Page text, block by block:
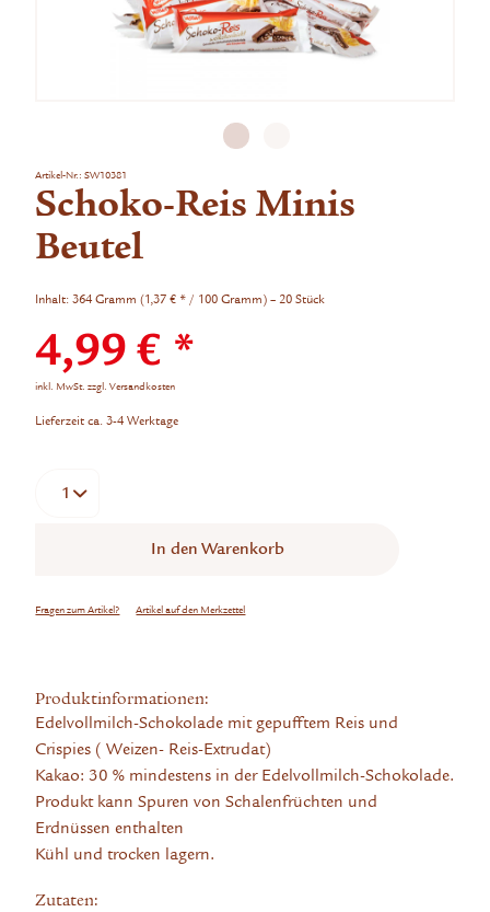
Artikel-Nr.:SW10381
Schoko-Reis Minis
Beutel
Inhalt:364 Gramm (1,37 € * / 100 Gramm) – 20 Stück
4,99 € *
inkl. MwSt.zzgl. Versandkosten
Lieferzeit ca. 3-4 Werktage
In den Warenkorb
Fragen zum Artikel? Artikel auf den Merkzettel
Produktinformationen:
Edelvollmilch-Schokolade mit gepufftem Reis und
Crispies ( Weizen- Reis-Extrudat)
Kakao: 30 % mindestens in der Edelvollmilch-Schokolade.
Produkt kann Spuren von Schalenfrüchten und
Erdnüssen enthalten
Kühl und trocken lagern.
Zutaten: